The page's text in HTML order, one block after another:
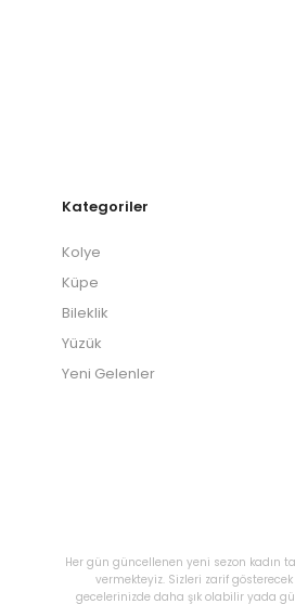
Kategoriler
Kolye
Küpe
Bileklik
Yüzük
Yeni Gelenler
Her gün güncellenen yeni sezon kadın
vermekteyiz. Sizleri zarif
gecelerinizde daha şık olabilir yada